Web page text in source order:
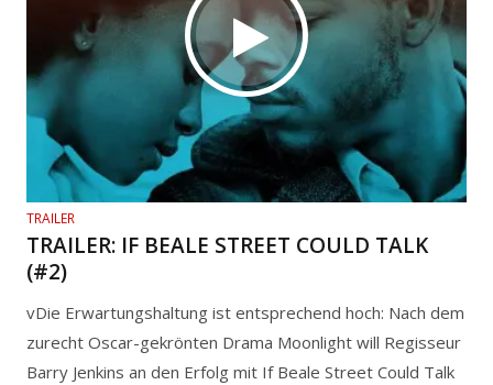
TRAILER
TRAILER: IF BEALE STREET COULD TALK
(#2)
vDie Erwartungshaltung ist entsprechend hoch: Nach dem
zurecht Oscar-gekrönten Drama Moonlight will Regisseur
Barry Jenkins an den Erfolg mit If Beale Street Could Talk